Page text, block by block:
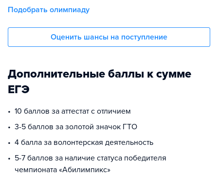
Подобрать олимпиаду
Оценить шансы на поступление
Дополнительные баллы к сумме
ЕГЭ
10 баллов за аттестат с отличием
3-5 баллов за золотой значок ГТО
4 балла за волонтерская деятельность
5-7 баллов за наличие статуса победителя
чемпионата «Абилимпикс»